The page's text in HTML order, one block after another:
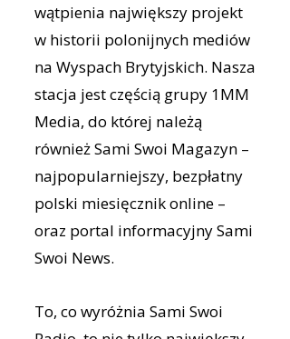
wątpienia największy projekt
w historii polonijnych mediów
na Wyspach Brytyjskich. Nasza
stacja jest częścią grupy 1MM
Media, do której należą
również Sami Swoi Magazyn –
najpopularniejszy, bezpłatny
polski miesięcznik online –
oraz portal informacyjny Sami
Swoi News.
To, co wyróżnia Sami Swoi